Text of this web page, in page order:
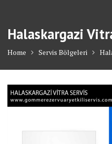
Halaskargazi
Home Servis Bölgeleri